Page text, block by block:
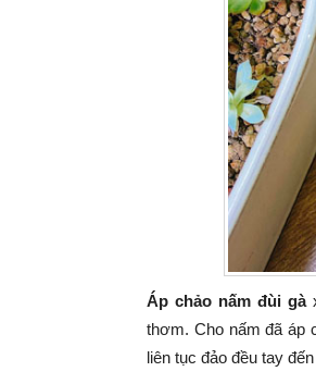
Áp chảo nấm đùi gà
thơm. Cho nấm đã áp
liên tục đảo đều tay